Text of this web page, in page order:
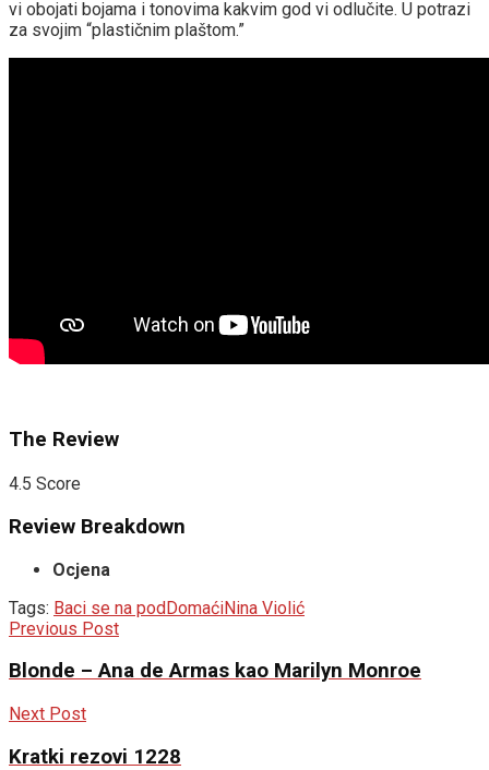
vi obojati bojama i tonovima kakvim god vi odlučite. U potrazi
za svojim “plastičnim plaštom.”
The Review
4.5 Score
Review Breakdown
Ocjena
Tags: Baci se na podDomaćiNina Violić
Previous Post
Blonde – Ana de Armas kao Marilyn Monroe
Next Post
Kratki rezovi 1228